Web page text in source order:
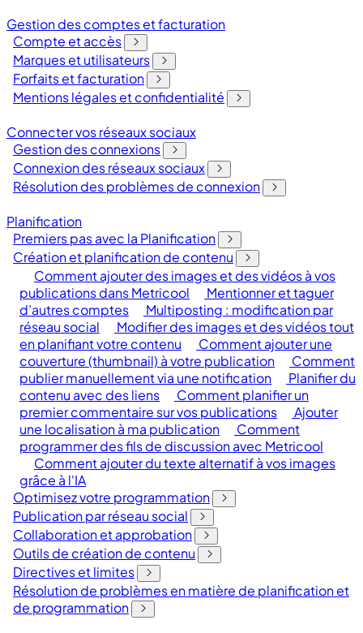
Gestion des comptes et facturation
Compte et accès
Marques et utilisateurs
Forfaits et facturation
Mentions légales et confidentialité
Connecter vos réseaux sociaux
Gestion des connexions
Connexion des réseaux sociaux
Résolution des problèmes de connexion
Planification
Premiers pas avec la Planification
Création et planification de contenu
Comment ajouter des images et des vidéos à vos
publications dans Metricool
Mentionner et taguer
d’autres comptes
Multiposting : modification par
réseau social
Modifier des images et des vidéos tout
en planifiant votre contenu
Comment ajouter une
couverture (thumbnail) à votre publication
Comment
publier manuellement via une notification
Planifier du
contenu avec des liens
Comment planifier un
premier commentaire sur vos publications
Ajouter
une localisation à ma publication
Comment
programmer des fils de discussion avec Metricool
Comment ajouter du texte alternatif à vos images
grâce à l'IA
Optimisez votre programmation
Publication par réseau social
Collaboration et approbation
Outils de création de contenu
Directives et limites
Résolution de problèmes en matière de planification et
de programmation